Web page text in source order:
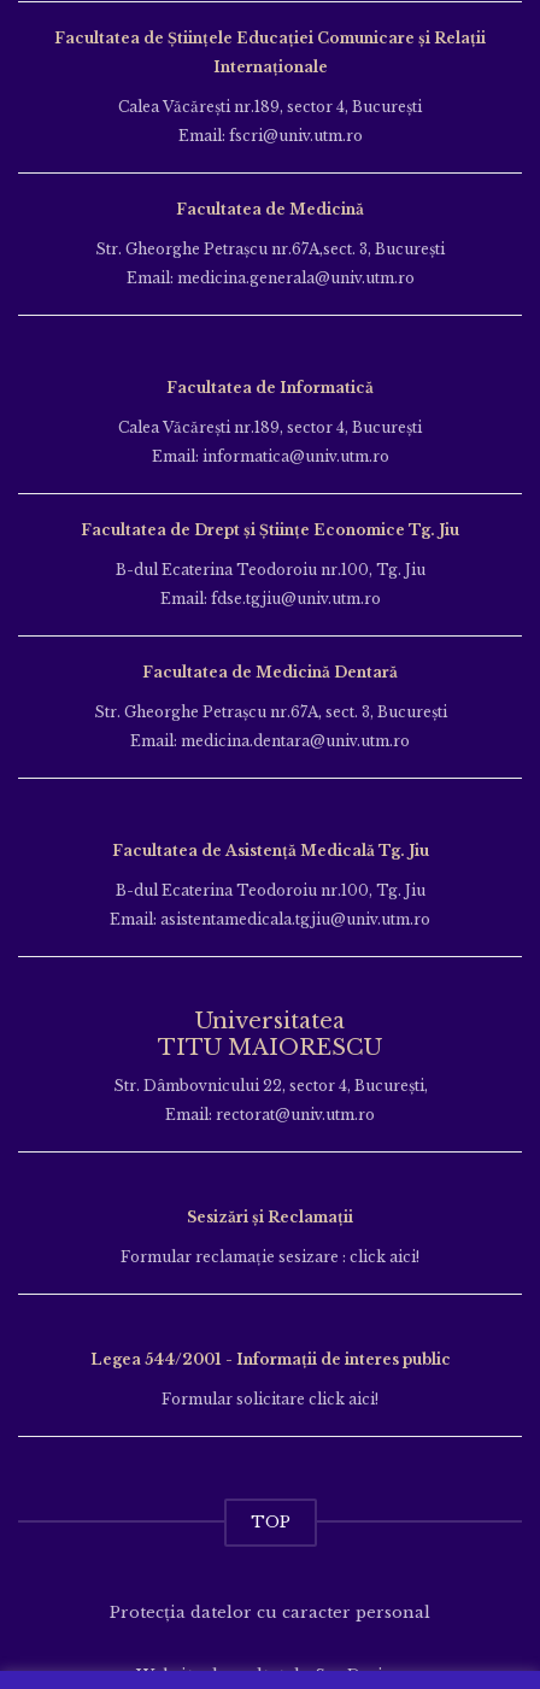
Facultatea de Ştiinţele Educației Comunicare și Relații
Internaționale
Calea Văcăreşti nr.189, sector 4, Bucureşti
Email: fscri@univ.utm.ro
Facultatea de Medicină
Str. Gheorghe Petraşcu nr.67A,sect. 3, Bucureşti
Email: medicina.generala@univ.utm.ro
Facultatea de Informatică
Calea Văcăreşti nr.189, sector 4, Bucureşti
Email: informatica@univ.utm.ro
Facultatea de Drept și Științe Economice Tg. Jiu
B-dul Ecaterina Teodoroiu nr.100, Tg. Jiu
Email: fdse.tgjiu@univ.utm.ro
Facultatea de Medicină Dentară
Str. Gheorghe Petraşcu nr.67A, sect. 3, Bucureşti
Email: medicina.dentara@univ.utm.ro
Facultatea de Asistență Medicală Tg. Jiu
B-dul Ecaterina Teodoroiu nr.100, Tg. Jiu
Email: asistentamedicala.tgjiu@univ.utm.ro
Universitatea
TITU MAIORESCU
Str. Dâmbovnicului 22, sector 4, București,
Email: rectorat@univ.utm.ro
Sesizări și Reclamații
Formular reclamație sesizare : click aici!
Legea 544/2001 - Informații de interes public
Formular solicitare click aici!
TOP
Protecția datelor cu caracter personal
Website dezvoltat deSenDesign